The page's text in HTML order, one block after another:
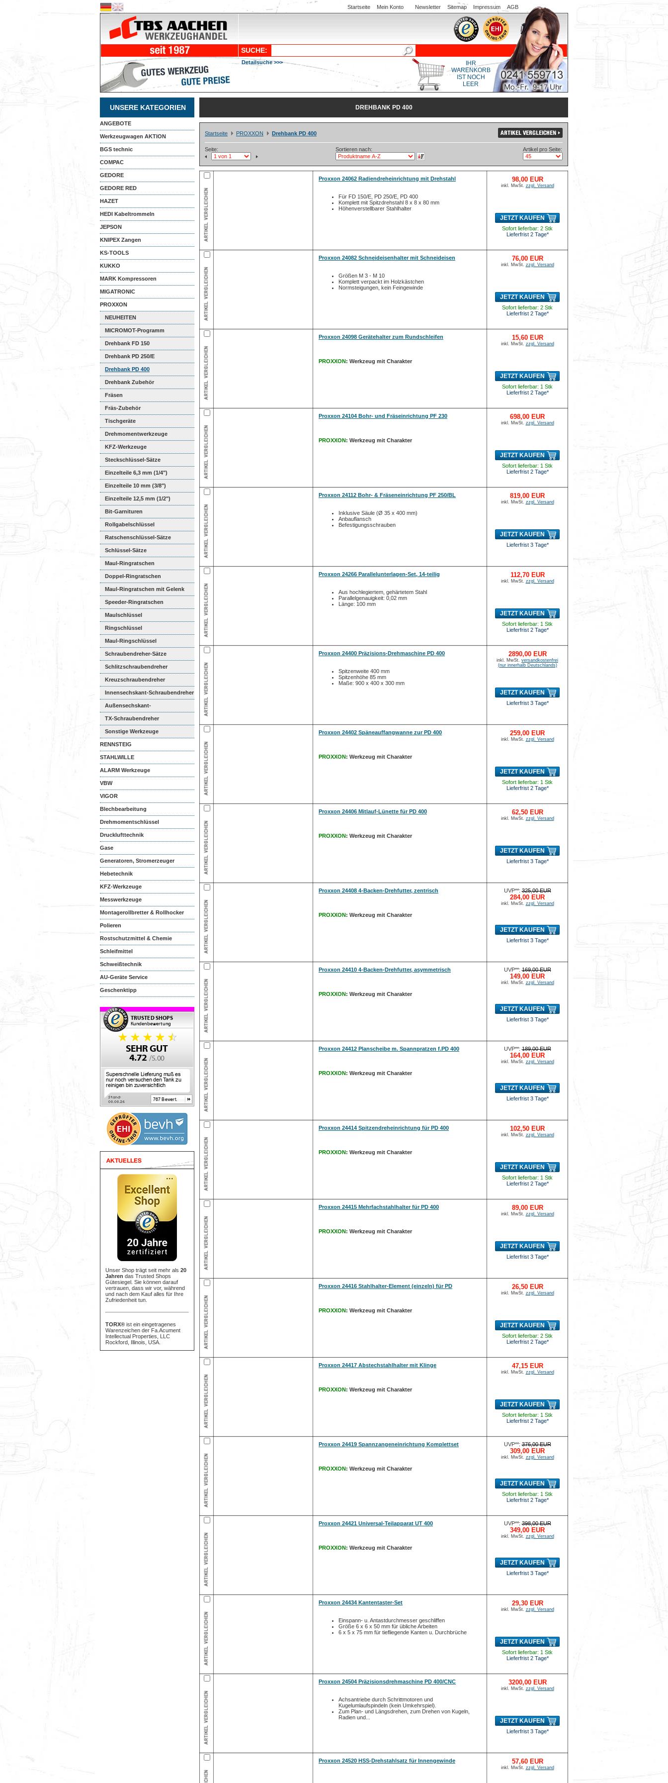
Startseite Mein Konto Newsletter Sitemap Impressum AGB
SUCHE:
Detailsuche >>>
IHR
WARENKORB
IST NOCH
LEER
UNSERE KATEGORIEN
ANGEBOTE
Werkzeugwagen AKTION
BGS technic
COMPAC
GEDORE
GEDORE RED
HAZET
HEDI Kabeltrommeln
JEPSON
KNIPEX Zangen
KS-TOOLS
KUKKO
MARK Kompressoren
MIGATRONIC
PROXXON
NEUHEITEN
MICROMOT-Programm
Drehbank FD 150
Drehbank PD 250/E
Drehbank PD 400
Drehbank Zubehör
Fräsen
Fräs-Zubehör
Tischgeräte
Drehmomentwerkzeuge
KFZ-Werkzeuge
Steckschlüssel-Sätze
Einzelteile 6,3 mm (1/4")
Einzelteile 10 mm (3/8")
Einzelteile 12,5 mm (1/2")
Bit-Garnituren
Rollgabelschlüssel
Ratschenschlüssel-Sätze
Schlüssel-Sätze
Maul-Ringratschen
Doppel-Ringratschen
Maul-Ringratschen mit Gelenk
Speeder-Ringratschen
Maulschlüssel
Ringschlüssel
Maul-Ringschlüssel
Schraubendreher-Sätze
Schlitzschraubendreher
Kreuzschraubendreher
Innensechskant-Schraubendreher
Außensechskant-
Schraubendreher
TX-Schraubendreher
Sonstige Werkzeuge
RENNSTEIG
STAHLWILLE
ALARM Werkzeuge
VBW
VIGOR
Blechbearbeitung
Drehmomentschlüssel
Drucklufttechnik
Gase
Generatoren, Stromerzeuger
Hebetechnik
KFZ-Werkzeuge
Messwerkzeuge
Montagerollbretter & Rollhocker
Polieren
Rostschutzmittel & Chemie
Schleifmittel
Schweißtechnik
AU-Geräte Service
Geschenktipp
Unser Shop trägt seit mehr als 20
Jahren das Trusted Shops
Gütesiegel. Sie können darauf
vertrauen, dass wir vor, während
und nach dem Kauf alles für Ihre
Zufriedenheit tun.
TORX® ist ein eingetragenes
Warenzeichen der Fa.Acument
Intellectual Properties, LLC
Rockford, Illinois, USA.
DREHBANK PD 400
Startseite PROXXON Drehbank PD 400
Seite: Sortieren nach: Artikel pro Seite:
Proxxon 24062 Radiendreheinrichtung mit Drehstahl
Für FD 150/E, PD 250/E, PD 400
Komplett mit Spitzdrehstahl 8 x 8 x 80 mm
Höhenverstellbarer Stahlhalter
98,00 EUR
inkl. MwSt. zzgl. Versand
JETZT KAUFEN
Sofort lieferbar: 2 Stk
Lieferfrist 2 Tage*
Proxxon 24082 Schneideisenhalter mit Schneideisen
Größen M 3 - M 10
Komplett verpackt im Holzkästchen
Normsteigungen, kein Feingewinde
76,00 EUR
inkl. MwSt. zzgl. Versand
JETZT KAUFEN
Sofort lieferbar: 2 Stk
Lieferfrist 2 Tage*
Proxxon 24098 Gerätehalter zum Rundschleifen
PROXXON: Werkzeug mit Charakter
15,60 EUR
inkl. MwSt. zzgl. Versand
JETZT KAUFEN
Sofort lieferbar: 1 Stk
Lieferfrist 2 Tage*
Proxxon 24104 Bohr- und Fräseinrichtung PF 230
PROXXON: Werkzeug mit Charakter
698,00 EUR
inkl. MwSt. zzgl. Versand
JETZT KAUFEN
Sofort lieferbar: 1 Stk
Lieferfrist 2 Tage*
Proxxon 24112 Bohr- & Fräseneinrichtung PF 250/BL
Inklusive Säule (Ø 35 x 400 mm)
Anbauflansch
Befestigungsschrauben
819,00 EUR
inkl. MwSt. zzgl. Versand
JETZT KAUFEN
Lieferfrist 3 Tage*
Proxxon 24266 Parallelunterlagen-Set, 14-teilig
Aus hochlegiertem, gehärtetem Stahl
Parallelgenauigkeit: 0,02 mm
Länge: 100 mm
112,70 EUR
inkl. MwSt. zzgl. Versand
JETZT KAUFEN
Sofort lieferbar: 1 Stk
Lieferfrist 2 Tage*
Proxxon 24400 Präzisions-Drehmaschine PD 400
Spitzenweite 400 mm
Spitzenhöhe 85 mm
Maße: 900 x 400 x 300 mm
2890,00 EUR
inkl. MwSt. versandkostenfrei
(nur innerhalb Deutschlands)
JETZT KAUFEN
Lieferfrist 3 Tage*
Proxxon 24402 Späneauffangwanne zur PD 400
PROXXON: Werkzeug mit Charakter
259,00 EUR
inkl. MwSt. zzgl. Versand
JETZT KAUFEN
Sofort lieferbar: 1 Stk
Lieferfrist 2 Tage*
Proxxon 24406 Mitlauf-Lünette für PD 400
PROXXON: Werkzeug mit Charakter
62,50 EUR
inkl. MwSt. zzgl. Versand
JETZT KAUFEN
Lieferfrist 3 Tage*
Proxxon 24408 4-Backen-Drehfutter, zentrisch
PROXXON: Werkzeug mit Charakter
UVP**:325,00 EUR
284,00 EUR
inkl. MwSt. zzgl. Versand
JETZT KAUFEN
Lieferfrist 3 Tage*
Proxxon 24410 4-Backen-Drehfutter, asymmetrisch
PROXXON: Werkzeug mit Charakter
UVP**:169,00 EUR
149,00 EUR
inkl. MwSt. zzgl. Versand
JETZT KAUFEN
Lieferfrist 3 Tage*
Proxxon 24412 Planscheibe m. Spannpratzen f.PD 400
PROXXON: Werkzeug mit Charakter
UVP**:189,00 EUR
164,00 EUR
inkl. MwSt. zzgl. Versand
JETZT KAUFEN
Lieferfrist 3 Tage*
Proxxon 24414 Spitzendreheinrichtung für PD 400
PROXXON: Werkzeug mit Charakter
102,50 EUR
inkl. MwSt. zzgl. Versand
JETZT KAUFEN
Sofort lieferbar: 1 Stk
Lieferfrist 2 Tage*
Proxxon 24415 Mehrfachstahlhalter für PD 400
PROXXON: Werkzeug mit Charakter
89,00 EUR
inkl. MwSt. zzgl. Versand
JETZT KAUFEN
Lieferfrist 3 Tage*
Proxxon 24416 Stahlhalter-Element (einzeln) für PD
PROXXON: Werkzeug mit Charakter
26,50 EUR
inkl. MwSt. zzgl. Versand
JETZT KAUFEN
Sofort lieferbar: 2 Stk
Lieferfrist 2 Tage*
Proxxon 24417 Abstechstahlhalter mit Klinge
PROXXON: Werkzeug mit Charakter
47,15 EUR
inkl. MwSt. zzgl. Versand
JETZT KAUFEN
Sofort lieferbar: 1 Stk
Lieferfrist 2 Tage*
Proxxon 24419 Spannzangeneinrichtung Komplettset
PROXXON: Werkzeug mit Charakter
UVP**:376,00 EUR
309,00 EUR
inkl. MwSt. zzgl. Versand
JETZT KAUFEN
Sofort lieferbar: 1 Stk
Lieferfrist 2 Tage*
Proxxon 24421 Universal-Teilapparat UT 400
PROXXON: Werkzeug mit Charakter
UVP**:398,00 EUR
349,00 EUR
inkl. MwSt. zzgl. Versand
JETZT KAUFEN
Lieferfrist 3 Tage*
Proxxon 24434 Kantentaster-Set
Einspann- u. Antastdurchmesser geschliffen
Größe 6 x 6 x 50 mm für übliche Arbeiten
6 x 5 x 75 mm für tiefliegende Kanten u. Durchbrüche
29,30 EUR
inkl. MwSt. zzgl. Versand
JETZT KAUFEN
Sofort lieferbar: 1 Stk
Lieferfrist 2 Tage*
Proxxon 24504 Präzisionsdrehmaschine PD 400/CNC
Achsantriebe durch Schrittmotoren und
Kugelumlaufspindeln (kein Umkehrspiel).
Zum Plan- und Längsdrehen, zum Drehen von Kugeln,
Radien und...
3200,00 EUR
inkl. MwSt. zzgl. Versand
JETZT KAUFEN
Lieferfrist 3 Tage*
Proxxon 24520 HSS-Drehstahlsatz für Innengewinde 57,60 EUR
inkl. MwSt. zzgl. Versand